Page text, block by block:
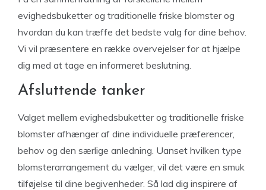
evighedsbuketter og traditionelle friske blomster og
hvordan du kan træffe det bedste valg for dine behov.
Vi vil præsentere en række overvejelser for at hjælpe
dig med at tage en informeret beslutning.
Afsluttende tanker
Valget mellem evighedsbuketter og traditionelle friske
blomster afhænger af dine individuelle præferencer,
behov og den særlige anledning. Uanset hvilken type
blomsterarrangement du vælger, vil det være en smuk
tilføjelse til dine begivenheder. Så lad dig inspirere af